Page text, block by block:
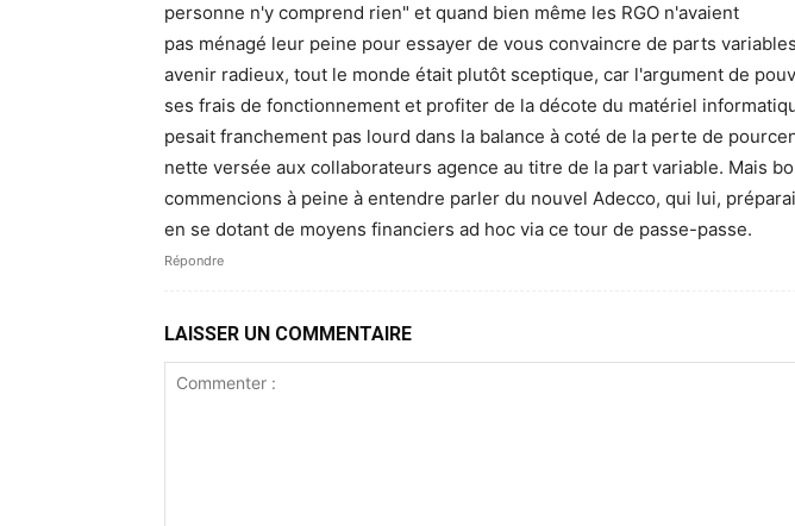
personne n'y comprend rien" et quand bien même les RGO n'avaient
pas ménagé leur peine pour essayer de vous convaincre de parts
avenir radieux, tout le monde était plutôt sceptique, car l'argument de
ses frais de fonctionnement et profiter de la décote du matériel
pesait franchement pas lourd dans la balance à coté de la perte de
nette versée aux collaborateurs agence au titre de la part variable. Mais
commencions à peine à entendre parler du nouvel Adecco, qui lui,
en se dotant de moyens financiers ad hoc via ce tour de passe-passe.
Répondre
LAISSER UN COMMENTAIRE